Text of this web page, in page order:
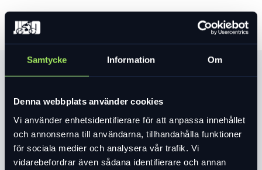
Samtycke Information Om
Denna webbplats använder cookies
Vi använder enhetsidentifierare för att anpassa innehållet
och annonserna till användarna, tillhandahålla funktioner
för sociala medier och analysera vår trafik. Vi
vidarebefordrar även sådana identifierare och annan
Produktinformation
Ersättningsfront till Hamax Outback One
Läs merexpand_more